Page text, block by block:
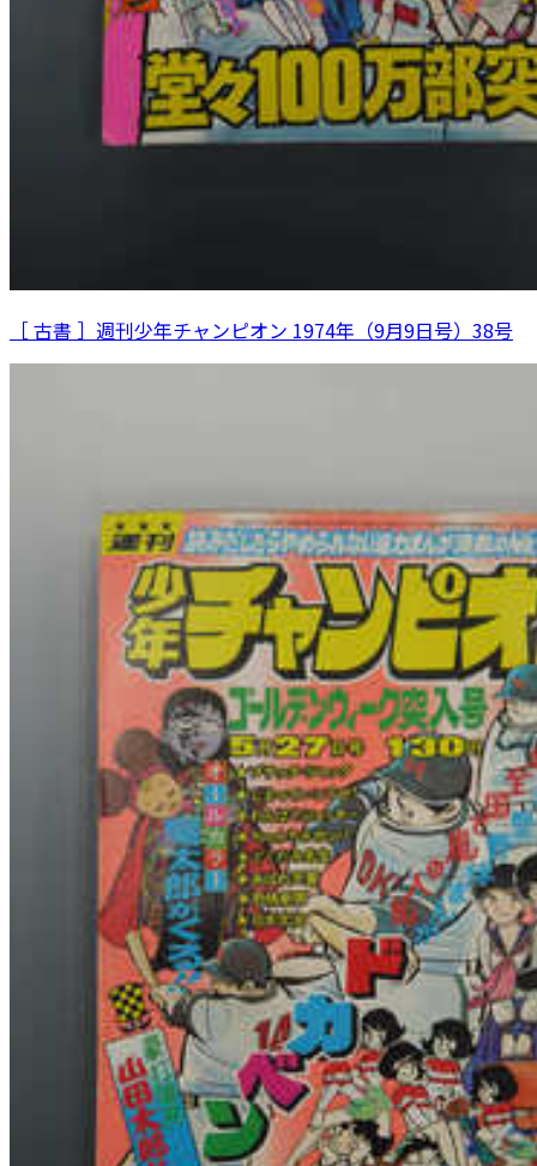
［ 古書 ］週刊少年チャンピオン 1974年（9月9日号）38号